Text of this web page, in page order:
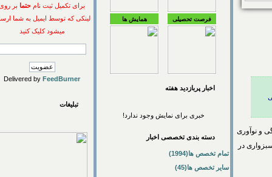
نوآوری
در
فرصت تحصیلی همایش ها
اخبار پربازديد هفته
خبری برای نمایش وجود ندارد!
دسته بندی تخصصی اخبار
تمام تخصص ها(1994)
سایر تخصص ها(45)
برای تکمیل ثبت نام حتمابر روی
لینکی که توسط ایمیل به شما ارسال
میشود کلیک کنید
Delivered byFeedBurner
تبلیغات